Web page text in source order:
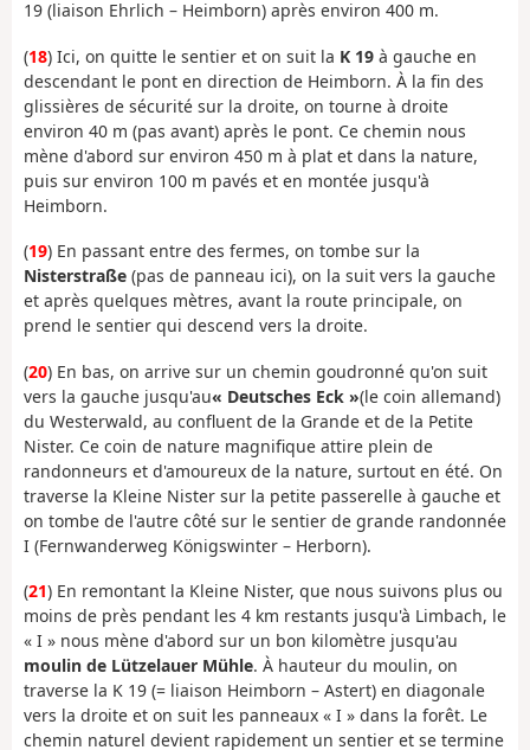
19 (liaison Ehrlich – Heimborn) après environ 400 m.
(18) Ici, on quitte le sentier et on suit la K 19 à gauche en
descendant le pont en direction de Heimborn. À la fin des
glissières de sécurité sur la droite, on tourne à droite
environ 40 m (pas avant) après le pont. Ce chemin nous
mène d'abord sur environ 450 m à plat et dans la nature,
puis sur environ 100 m pavés et en montée jusqu'à
Heimborn.
(19) En passant entre des fermes, on tombe sur la
Nisterstraße (pas de panneau ici), on la suit vers la gauche
et après quelques mètres, avant la route principale, on
prend le sentier qui descend vers la droite.
(20) En bas, on arrive sur un chemin goudronné qu'on suit
vers la gauche jusqu'au« Deutsches Eck »(le coin allemand)
du Westerwald, au confluent de la Grande et de la Petite
Nister. Ce coin de nature magnifique attire plein de
randonneurs et d'amoureux de la nature, surtout en été. On
traverse la Kleine Nister sur la petite passerelle à gauche et
on tombe de l'autre côté sur le sentier de grande randonnée
I (Fernwanderweg Königswinter – Herborn).
(21) En remontant la Kleine Nister, que nous suivons plus ou
moins de près pendant les 4 km restants jusqu'à Limbach, le
« I » nous mène d'abord sur un bon kilomètre jusqu'au
moulin de Lützelauer Mühle. À hauteur du moulin, on
traverse la K 19 (= liaison Heimborn – Astert) en diagonale
vers la droite et on suit les panneaux « I » dans la forêt. Le
chemin naturel devient rapidement un sentier et se termine